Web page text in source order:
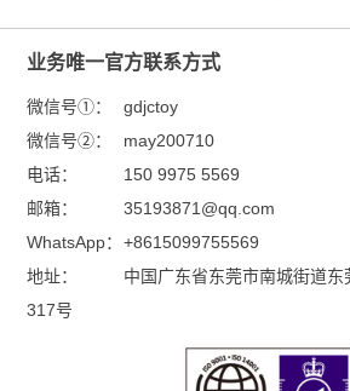
业务唯一官方联系方式
微信号①：
gdjctoy
微信号②：
may200710
电话：
150 9975 5569
邮箱：
35193871@qq.com
WhatsApp： +8615099755569
地址：
中国广东省东莞市南城街道
317号